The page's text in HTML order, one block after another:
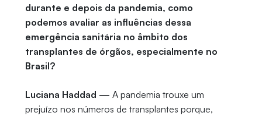
durante e depois da pandemia, como
podemos avaliar as influências dessa
emergência sanitária no âmbito dos
transplantes de órgãos, especialmente no
Brasil?
Luciana Haddad — A pandemia trouxe um
prejuízo nos números de transplantes porque,